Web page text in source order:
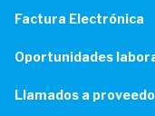
Factura Electrónica
Oportunidades
Llamados a